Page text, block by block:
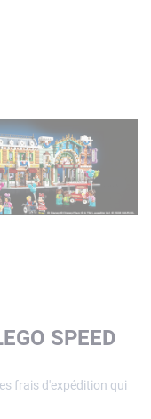
SPEED
frais d'expédition qui